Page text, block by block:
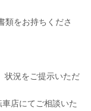
類をお持ちくださ
状況をご提示いただ
店にてご相談いた